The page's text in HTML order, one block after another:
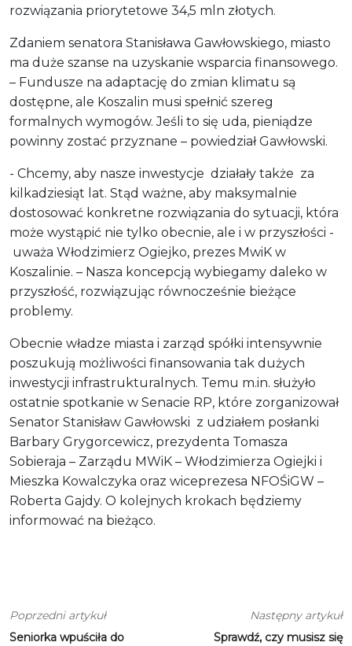
rozwiązania priorytetowe 34,5 mln złotych.
Zdaniem senatora Stanisława Gawłowskiego, miasto
ma duże szanse na uzyskanie wsparcia finansowego.
– Fundusze na adaptację do zmian klimatu są
dostępne, ale Koszalin musi spełnić szereg
formalnych wymogów. Jeśli to się uda, pieniądze
powinny zostać przyznane – powiedział Gawłowski.
- Chcemy, aby nasze inwestycje działały także za
kilkadziesiąt lat. Stąd ważne, aby maksymalnie
dostosować konkretne rozwiązania do sytuacji, która
może wystąpić nie tylko obecnie, ale i w przyszłości -
uważa Włodzimierz Ogiejko, prezes MwiK w
Koszalinie. – Nasza koncepcją wybiegamy daleko w
przyszłość, rozwiązując równocześnie bieżące
problemy.
Obecnie władze miasta i zarząd spółki intensywnie
poszukują możliwości finansowania tak dużych
inwestycji infrastrukturalnych. Temu m.in. służyło
ostatnie spotkanie w Senacie RP, które zorganizował
Senator Stanisław Gawłowski z udziałem posłanki
Barbary Grygorcewicz, prezydenta Tomasza
Sobieraja – Zarządu MWiK – Włodzimierza Ogiejki i
Mieszka Kowalczyka oraz wiceprezesa NFOŚiGW –
Roberta Gajdy. O kolejnych krokach będziemy
informować na bieżąco.
Poprzedni artykuł
Seniorka wpuściła do
Następny artykuł
Sprawdź, czy musisz się